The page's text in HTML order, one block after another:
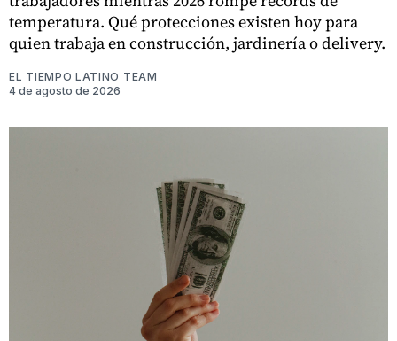
temperatura. Qué protecciones existen hoy para
quien trabaja en construcción, jardinería o delivery.
EL TIEMPO LATINO TEAM
4 de agosto de 2026